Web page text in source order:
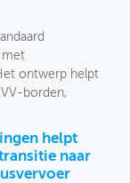
met
ontwerp helpt
borden,
helpt
naar